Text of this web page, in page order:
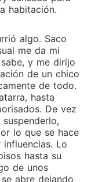
habitación.
algo. Saco
me da mi
y me dirijo
de un chico
de todo.
hasta
De vez
lo que se hace
Lo
hasta su
de unos
abre dejando